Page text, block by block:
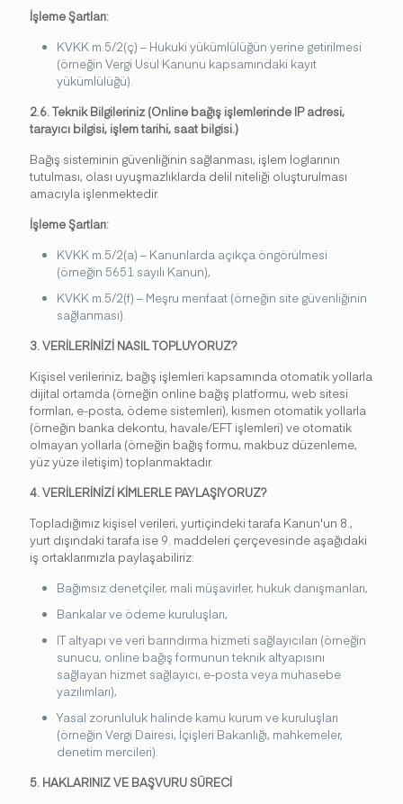
İşleme Şartları:
KVKK m.5/2(ç) – Hukuki yükümlülüğün yerine getirilmesi
(örneğin Vergi Usul Kanunu kapsamındaki kayıt
yükümlülüğü).
2.6. Teknik Bilgileriniz (Online bağış işlemlerinde IP adresi,
tarayıcı bilgisi, işlem tarihi, saat bilgisi.)
Bağış sisteminin güvenliğinin sağlanması, işlem loglarının
tutulması, olası uyuşmazlıklarda delil niteliği oluşturulması
amacıyla işlenmektedir.
İşleme Şartları:
KVKK m.5/2(a) – Kanunlarda açıkça öngörülmesi
(örneğin 5651 sayılı Kanun),
KVKK m.5/2(f) – Meşru menfaat (örneğin site güvenliğinin
sağlanması).
3. VERİLERİNİZİ NASIL TOPLUYORUZ?
Kişisel verileriniz, bağış işlemleri kapsamında otomatik yollarla
dijital ortamda (örneğin online bağış platformu, web sitesi
formları, e-posta, ödeme sistemleri), kısmen otomatik yollarla
(örneğin banka dekontu, havale/EFT işlemleri) ve otomatik
olmayan yollarla (örneğin bağış formu, makbuz düzenleme,
yüz yüze iletişim) toplanmaktadır.
4. VERİLERİNİZİ KİMLERLE PAYLAŞIYORUZ?
Topladığımız kişisel verileri, yurtiçindeki tarafa Kanun'un 8.,
yurt dışındaki tarafa ise 9. maddeleri çerçevesinde aşağıdaki
iş ortaklarımızla paylaşabiliriz:
Bağımsız denetçiler, mali müşavirler, hukuk danışmanları,
Bankalar ve ödeme kuruluşları,
IT altyapı ve veri barındırma hizmeti sağlayıcıları (örneğin
sunucu, online bağış formunun teknik altyapısını
sağlayan hizmet sağlayıcı, e-posta veya muhasebe
yazılımları),
Yasal zorunluluk halinde kamu kurum ve kuruluşları
(örneğin Vergi Dairesi, İçişleri Bakanlığı, mahkemeler,
denetim mercileri).
5. HAKLARINIZ VE BAŞVURU SÜRECİ